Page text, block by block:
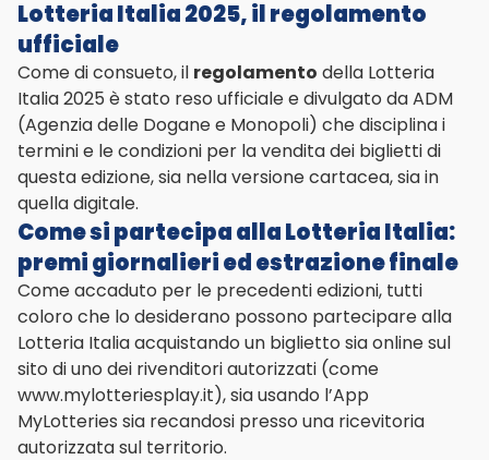
Lotteria Italia 2025, il regolamento
ufficiale
Come di consueto, il regolamento della Lotteria
Italia 2025 è stato reso ufficiale e divulgato da ADM
(Agenzia delle Dogane e Monopoli) che disciplina i
termini e le condizioni per la vendita dei biglietti di
questa edizione, sia nella versione cartacea, sia in
quella digitale.
Come si partecipa alla Lotteria Italia:
premi giornalieri ed estrazione finale
Come accaduto per le precedenti edizioni, tutti
coloro che lo desiderano possono partecipare alla
Lotteria Italia acquistando un biglietto sia online sul
sito di uno dei rivenditori autorizzati (come
www.mylotteriesplay.it), sia usando l’App
MyLotteries sia recandosi presso una ricevitoria
autorizzata sul territorio.